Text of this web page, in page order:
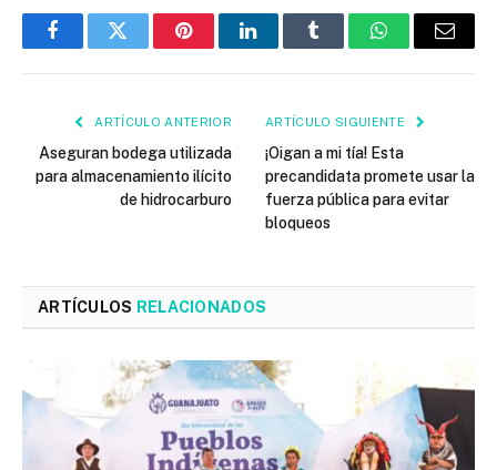
FacebookTwitter PinterestLinkedInTumblr WhatsAppEmail
ARTÍCULO ANTERIOR
Aseguran bodega utilizada
para almacenamiento ilícito
de hidrocarburo
ARTÍCULO SIGUIENTE
¡Oigan a mi tía! Esta
precandidata promete usar la
fuerza pública para evitar
bloqueos
ARTÍCULOS RELACIONADOS